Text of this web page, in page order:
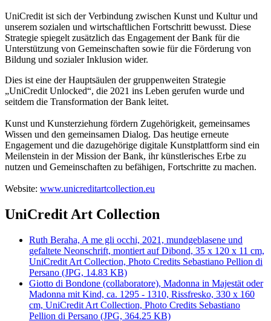
UniCredit ist sich der Verbindung zwischen Kunst und Kultur und
unserem sozialen und wirtschaftlichen Fortschritt bewusst. Diese
Strategie spiegelt zusätzlich das Engagement der Bank für die
Unterstützung von Gemeinschaften sowie für die Förderung von
Bildung und sozialer Inklusion wider.
Dies ist eine der Hauptsäulen der gruppenweiten Strategie
„UniCredit Unlocked“, die 2021 ins Leben gerufen wurde und
seitdem die Transformation der Bank leitet.
Kunst und Kunsterziehung fördern Zugehörigkeit, gemeinsames
Wissen und den gemeinsamen Dialog. Das heutige erneute
Engagement und die dazugehörige digitale Kunstplattform sind ein
Meilenstein in der Mission der Bank, ihr künstlerisches Erbe zu
nutzen und Gemeinschaften zu befähigen, Fortschritte zu machen.
Website: www.unicreditartcollection.eu
UniCredit Art Collection
Ruth Beraha, A me gli occhi, 2021, mundgeblasene und
gefaltete Neonschrift, montiert auf Dibond, 35 x 120 x 11 cm,
UniCredit Art Collection, Photo Credits Sebastiano Pellion di
Persano (JPG, 14.83 KB)
Giotto di Bondone (collaboratore), Madonna in Majestät oder
Madonna mit Kind, ca. 1295 - 1310, Rissfresko, 330 x 160
cm, UniCredit Art Collection, Photo Credits Sebastiano
Pellion di Persano (JPG, 364.25 KB)